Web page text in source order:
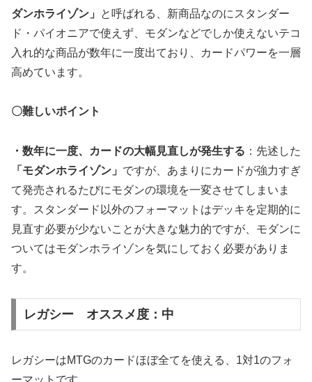
ダンホライゾン」
と呼ばれる、新商品なのにスタンダー
ド・パイオニアで使えず、モダンなどでしか使えないテコ
入れ的な商品が数年に一度出ており、カードパワーを一層
高めています。
〇難しいポイント
・数年に一度、カードの大幅見直しが発生する ：先述した
「モダンホライゾン」 ですが、あまりにカードが強力すぎ
て発売されるたびにモダンの環境を一変させてしまいま
す。スタンダード以外のフォーマットはデッキを定期的に
見直す必要が少ないことが大きな魅力的ですが、モダンに
ついてはモダンホライゾンを気にしておく必要がありま
す。
レガシー オススメ度：中
レガシーはMTGのカードほぼ全てを使える、1対1のフォ
ーマットです。